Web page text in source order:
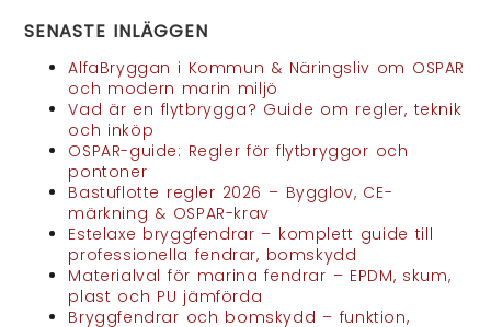
SENASTE INLÄGGEN
AlfaBryggan i Kommun & Näringsliv om OSPAR
och modern marin miljö
Vad är en flytbrygga? Guide om regler, teknik
och inköp
OSPAR-guide: Regler för flytbryggor och
pontoner
Bastuflotte regler 2026 – Bygglov, CE-
märkning & OSPAR-krav
Estelaxe bryggfendrar – komplett guide till
professionella fendrar, bomskydd
Materialval för marina fendrar – EPDM, skum,
plast och PU jämförda
Bryggfendrar och bomskydd – funktion,